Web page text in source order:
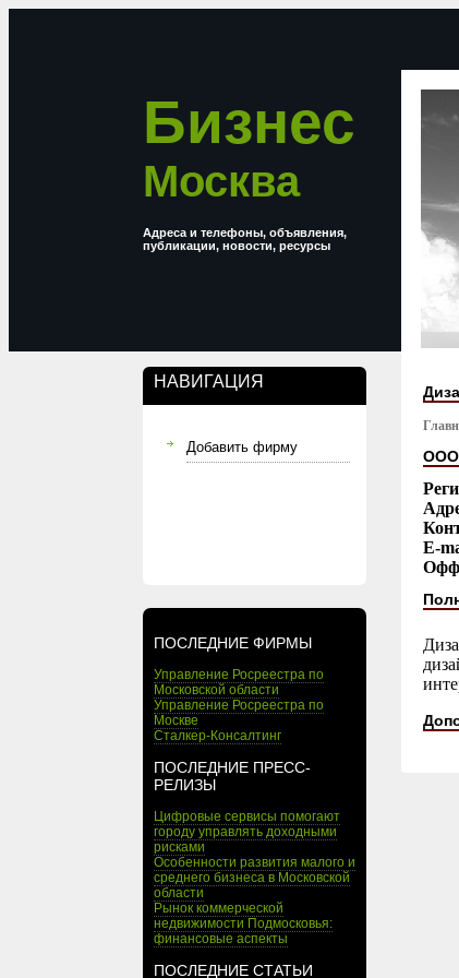
Бизнес
Москва
Адреса и телефоны, объявления,
публикации, новости, ресурсы
НАВИГАЦИЯ
Добавить фирму
ПОСЛЕДНИЕ ФИРМЫ
Управление Росреестра по
Московской области
Управление Росреестра по
Москве
Сталкер-Консалтинг
ПОСЛЕДНИЕ ПРЕСС-
РЕЛИЗЫ
Цифровые сервисы помогают
городу управлять доходными
рисками
Особенности развития малого и
среднего бизнеса в Московской
области
Рынок коммерческой
недвижимости Подмосковья:
финансовые аспекты
ПОСЛЕДНИЕ СТАТЬИ
ООО
E-